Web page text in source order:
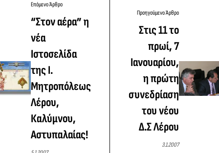
Επόμενο Άρθρο
“Στον αέρα” η
νέα
Ιστοσελίδα
της Ι.
Μητροπόλεως
Λέρου,
Καλύμνου,
Αστυπαλαίας!
Προηγούμενο Άρθρο
Στις 11 το
πρωί, 7
Ιανουαρίου,
η πρώτη
συνεδρίαση
του νέου
Δ.Σ Λέρου
3.1.2007